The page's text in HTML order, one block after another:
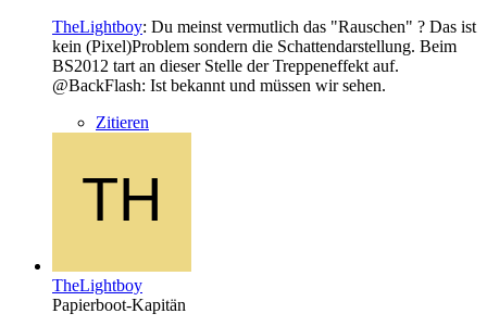
TheLightboy: Du meinst vermutlich das "Rauschen" ? Das ist
kein (Pixel)Problem sondern die Schattendarstellung. Beim
BS2012 tart an dieser Stelle der Treppeneffekt auf.
@BackFlash: Ist bekannt und müssen wir sehen.
Zitieren
TheLightboy
Papierboot-Kapitän